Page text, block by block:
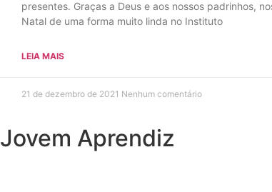
presentes. Graças a Deus e aos nossos padrinhos,
Natal de uma forma muito linda no Instituto
LEIA MAIS
21 de dezembro de 2021 Nenhum comentário
Jovem Aprendiz